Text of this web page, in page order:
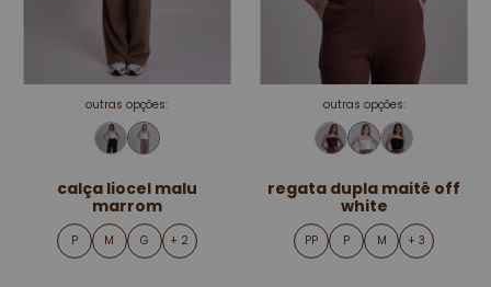
outras opções:
calça liocel malu
marrom
P M G + 2
outras opções:
regata dupla maitê off
white
PP P M + 3